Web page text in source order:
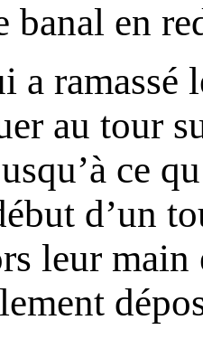
banal en
a ramassé
au tour
ce
d’un
leur